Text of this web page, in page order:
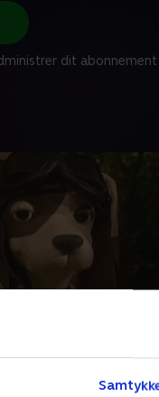
dit abonnement
og kildevand
damebesøg, men han
piger er lidt svært
• 18 min